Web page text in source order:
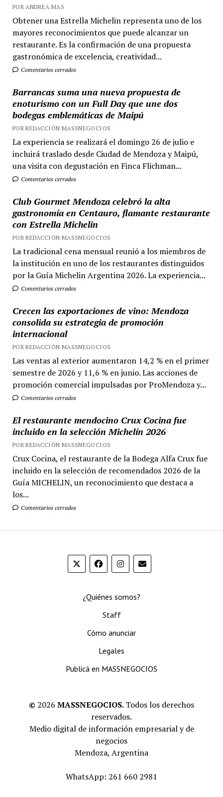
POR ANDREA MAS
Obtener una Estrella Michelin representa uno de los
mayores reconocimientos que puede alcanzar un
restaurante. Es la confirmación de una propuesta
gastronómica de excelencia, creatividad...
Comentarios cerrados
Barrancas suma una nueva propuesta de
enoturismo con un Full Day que une dos
bodegas emblemáticas de Maipú
POR REDACCIÓN MASSNEGOCIOS
La experiencia se realizará el domingo 26 de julio e
incluirá traslado desde Ciudad de Mendoza y Maipú,
una visita con degustación en Finca Flichman...
Comentarios cerrados
Club Gourmet Mendoza celebró la alta
gastronomía en Centauro, flamante restaurante
con Estrella Michelin
POR REDACCIÓN MASSNEGOCIOS
La tradicional cena mensual reunió a los miembros de
la institución en uno de los restaurantes distinguidos
por la Guía Michelin Argentina 2026. La experiencia...
Comentarios cerrados
Crecen las exportaciones de vino: Mendoza
consolida su estrategia de promoción
internacional
POR REDACCIÓN MASSNEGOCIOS
Las ventas al exterior aumentaron 14,2 % en el primer
semestre de 2026 y 11,6 % en junio. Las acciones de
promoción comercial impulsadas por ProMendoza y...
Comentarios cerrados
El restaurante mendocino Crux Cocina fue
incluido en la selección Michelín 2026
POR REDACCIÓN MASSNEGOCIOS
Crux Cocina, el restaurante de la Bodega Alfa Crux fue
incluido en la selección de recomendados 2026 de la
Guía MICHELIN, un reconocimiento que destaca a
los...
Comentarios cerrados
¿Quiénes somos?
Staff
Cómo anunciar
Legales
Publicá en MASSNEGOCIOS
© 2026 MASSNEGOCIOS.Todos los derechos
reservados.
Medio digital de información empresarial y de
negocios
Mendoza, Argentina
WhatsApp: 261 660 2981